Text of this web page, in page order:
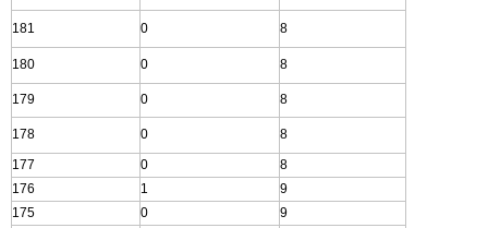
181 0 8
180 0 8
179 0 8
178 0
8
177
0
8
176
1
9
175
0
9